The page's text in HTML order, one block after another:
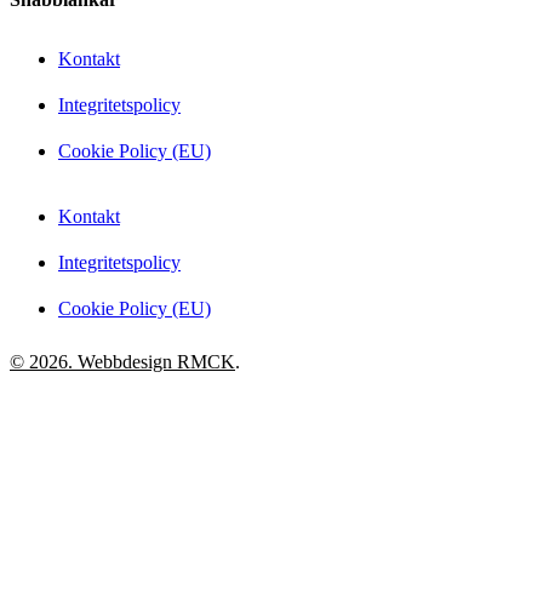
Kontakt
Integritetspolicy
Cookie Policy (EU)
Kontakt
Integritetspolicy
Cookie Policy (EU)
© 2026. Webbdesign RMCK.